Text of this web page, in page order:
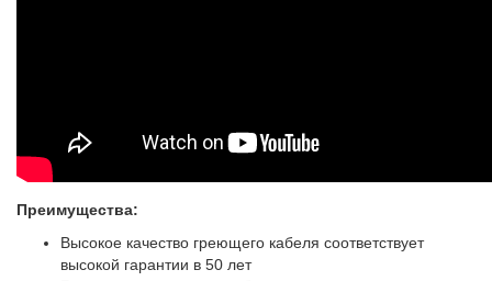
Преимущества:
Высокое качество греющего кабеля соответствует
высокой гарантии в 50 лет